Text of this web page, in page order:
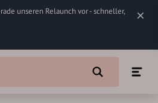
unseren Relaunch vor - schneller,